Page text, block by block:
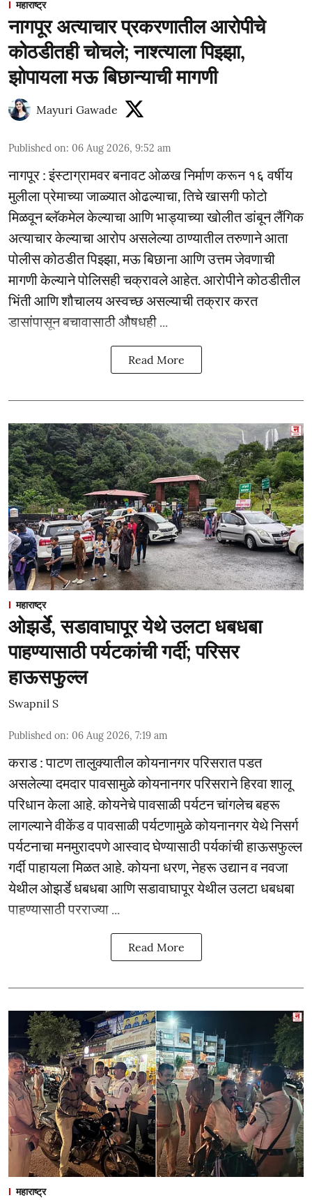
महाराष्ट्र
नागपूर अत्याचार प्रकरणातील आरोपीचे
कोठडीतही चोचले; नाश्त्याला पिझ्झा,
झोपायला मऊ बिछान्याची मागणी
Mayuri Gawade
Published on: 06 Aug 2026, 9:52 am
नागपूर : इंस्टाग्रामवर बनावट ओळख निर्माण करून १६ वर्षीय
मुलीला प्रेमाच्या जाळ्यात ओढल्याचा, तिचे खासगी फोटो
मिळवून ब्लॅकमेल केल्याचा आणि भाड्याच्या खोलीत डांबून लैंगिक
अत्याचार केल्याचा आरोप असलेल्या ठाण्यातील तरुणाने आता
पोलीस कोठडीत पिझ्झा, मऊ बिछाना आणि उत्तम जेवणाची
मागणी केल्याने पोलिसही चक्रावले आहेत. आरोपीने कोठडीतील
भिंती आणि शौचालय अस्वच्छ असल्याची तक्रार करत
डासांपासून बचावासाठी औषधही ...
Read More
महाराष्ट्र
ओझर्डे, सडावाघापूर येथे उलटा धबधबा
पाहण्यासाठी पर्यटकांची गर्दी; परिसर
हाऊसफुल्ल
Swapnil S
Published on: 06 Aug 2026, 7:19 am
कराड : पाटण तालुक्यातील कोयनानगर परिसरात पडत
असलेल्या दमदार पावसामुळे कोयनानगर परिसराने हिरवा शालू
परिधान केला आहे. कोयनेचे पावसाळी पर्यटन चांगलेच बहरू
लागल्याने वीकेंड व पावसाळी पर्यटणामुळे कोयनानगर येथे निसर्ग
पर्यटनाचा मनमुरादपणे आस्वाद घेण्यासाठी पर्यकांची हाऊसफुल्ल
गर्दी पाहायला मिळत आहे. कोयना धरण, नेहरू उद्यान व नवजा
येथील ओझर्डे धबधबा आणि सडावाघापूर येथील उलटा धबधबा
पाहण्यासाठी परराज्या ...
Read More
महाराष्ट्र